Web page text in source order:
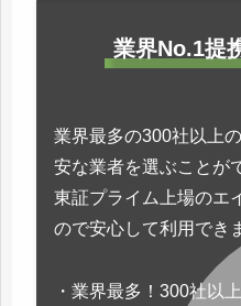
業界No.1提
業界最多の300社以上
安な業者を選ぶことが
東証プライム上場のエ
ので安心して利用でき
・業界最多！300社以